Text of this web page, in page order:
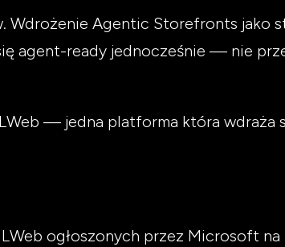
Wdrożenie Agentic Storefronts jako
agent-ready jednocześnie — nie
— jedna platforma która wdraża
ogłoszonych przez Microsoft